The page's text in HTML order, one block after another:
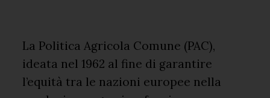
La Politica Agricola Comune (PAC),
ideata nel 1962 al fine di garantire
l’equità tra le nazioni europee nella